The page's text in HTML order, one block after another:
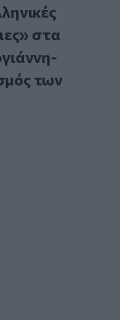
στα
των